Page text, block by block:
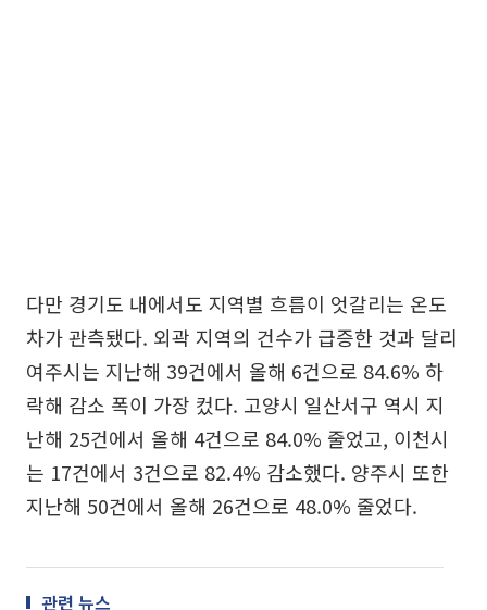
다만 경기도 내에서도 지역별 흐름이 엇갈리는 온도
차가 관측됐다. 외곽 지역의 건수가 급증한 것과 달리
여주시는 지난해 39건에서 올해 6건으로 84.6% 하
락해 감소 폭이 가장 컸다. 고양시 일산서구 역시 지
난해 25건에서 올해 4건으로 84.0% 줄었고, 이천시
는 17건에서 3건으로 82.4% 감소했다. 양주시 또한
지난해 50건에서 올해 26건으로 48.0% 줄었다.
관련 뉴스